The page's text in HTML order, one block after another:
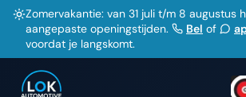
Zomervakantie: van 31 juli t/m 8 augustus
aangepaste openingstijden.
Bel of
voordat je langskomt.